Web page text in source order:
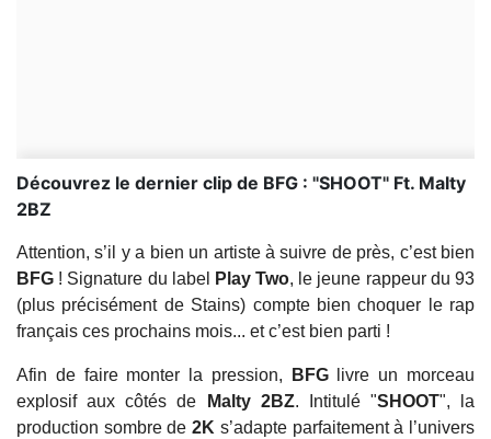
Découvrez le dernier clip de BFG : "SHOOT" Ft. Malty
2BZ
Attention, s’il y a bien un artiste à suivre de près, c’est bien
BFG ! Signature du label Play Two, le jeune rappeur du 93
(plus précisément de Stains) compte bien choquer le rap
français ces prochains mois... et c’est bien parti !
Afin de faire monter la pression, BFG
livre un morceau
explosif aux côtés de Malty 2BZ. Intitulé "SHOOT", la
production sombre de2K s’adapte parfaitement à l’univers